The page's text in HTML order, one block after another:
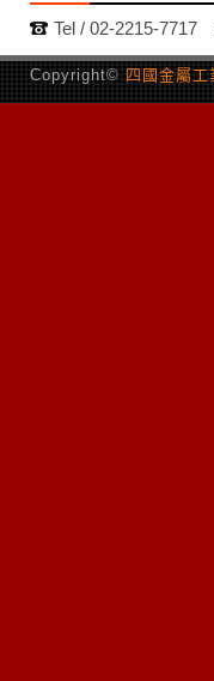
Tel / 02-2215-7717
Copyright© 四國金屬